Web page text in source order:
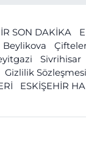
SON DAKİKA
Beylikova
Sivrihisar
Gizlilik Sözleşmesi
ESKİŞEHİR